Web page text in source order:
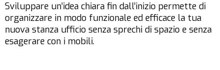
Sviluppare un’idea chiara fin dall’inizio permette di
organizzare in modo funzionale ed efficace la tua
nuova stanza ufficio senza sprechi di spazio e senza
esagerare con i mobili.